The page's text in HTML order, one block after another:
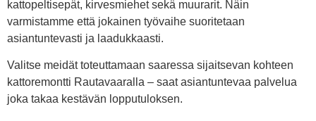
kattopeltisepät, kirvesmiehet sekä muurarit. Näin
varmistamme että jokainen työvaihe suoritetaan
asiantuntevasti ja laadukkaasti.
Valitse meidät toteuttamaan saaressa sijaitsevan kohteen
kattoremontti Rautavaaralla – saat asiantuntevaa palvelua
joka takaa kestävän lopputuloksen.